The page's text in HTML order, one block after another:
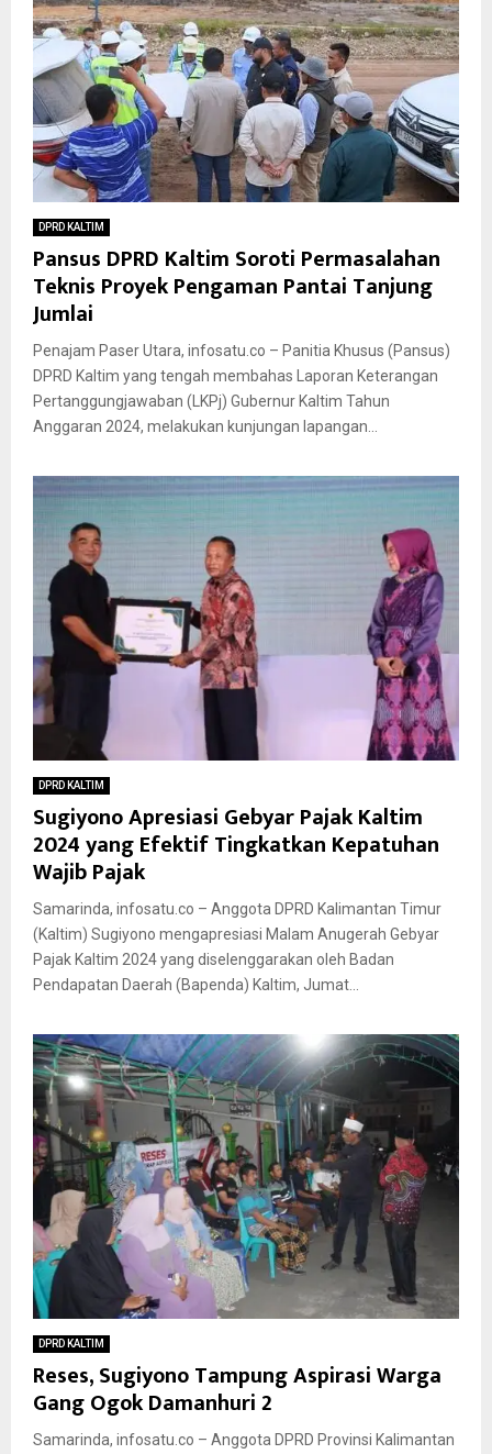
DPRD KALTIM
Pansus DPRD Kaltim Soroti Permasalahan
Teknis Proyek Pengaman Pantai Tanjung
Jumlai
Penajam Paser Utara, infosatu.co – Panitia Khusus (Pansus)
DPRD Kaltim yang tengah membahas Laporan Keterangan
Pertanggungjawaban (LKPj) Gubernur Kaltim Tahun
Anggaran 2024, melakukan kunjungan lapangan...
DPRD KALTIM
Sugiyono Apresiasi Gebyar Pajak Kaltim
2024 yang Efektif Tingkatkan Kepatuhan
Wajib Pajak
Samarinda, infosatu.co – Anggota DPRD Kalimantan Timur
(Kaltim) Sugiyono mengapresiasi Malam Anugerah Gebyar
Pajak Kaltim 2024 yang diselenggarakan oleh Badan
Pendapatan Daerah (Bapenda) Kaltim, Jumat...
DPRD KALTIM
Reses, Sugiyono Tampung Aspirasi Warga
Gang Ogok Damanhuri 2
Samarinda, infosatu.co – Anggota DPRD Provinsi Kalimantan